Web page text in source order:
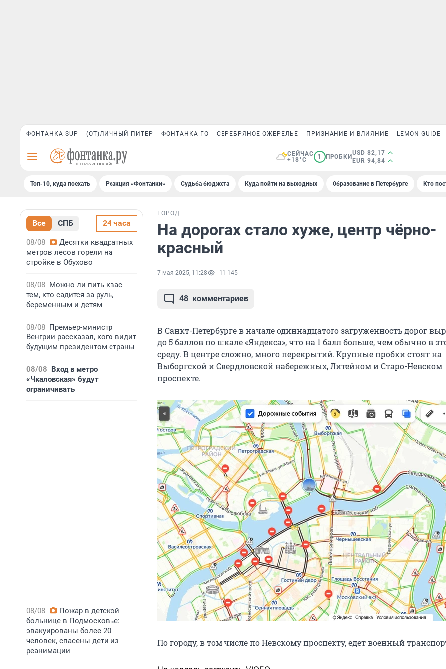
ФОНТАНКА SUP (ОТ)ЛИЧНЫЙ ПИТЕР ФОНТАНКА ГО СЕРЕБРЯНОЕ ОЖЕРЕЛЬЕ ПРИЗНАНИЕ И ВЛИЯНИЕ LEMON GUIDE
СЕЙЧАС
+18°C
1 ПРОБКИ
USD 82,17
EUR 94,84
Топ-10, куда поехать Реакция «Фонтанки» Судьба бюджета Куда пойти на выходных Образование в Петербурге Кто
Все СПБ 24 часа
08/08
Десятки квадратных
метров лесов горели на
стройке в Обухово
08/08 Можно ли пить квас
тем, кто садится за руль,
беременным и детям
08/08 Премьер-министр
Венгрии рассказал, кого видит
будущим президентом страны
08/08 Вход в метро
«Чкаловская» будут
ограничивать
08/08
Пожар в детской
больнице в Подмосковье:
эвакуированы более 20
человек, спасены дети из
реанимации
ГОРОД
На дорогах стало хуже, центр чёрно-
красный
7 мая 2025, 11:28 11 145
48 комментариев
В Санкт-Петербурге в начале одиннадцатого загруженность дорог
до 5 баллов по шкале «Яндекса», что на 1 балл больше, чем обычно в
среду. В центре сложно, много перекрытий. Крупные пробки стоят на
Выборгской и Свердловской набережных, Литейном и Старо-Невском
проспекте.
По городу, в том числе по Невскому проспекту, едет военный